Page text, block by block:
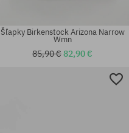
Šľapky Birkenstock Arizona Narrow
Wmn
85,90 €82,90 €